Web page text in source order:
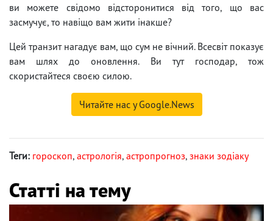
ви можете свідомо відсторонитися від того, що вас
засмучує, то навіщо вам жити інакше?
Цей транзит нагадує вам, що сум не вічний. Всесвіт показує
вам шлях до оновлення. Ви тут господар, тож
скористайтеся своєю силою.
Читайте нас у Google.News
Теги: гороскоп, астрологія, астропрогноз, знаки зодіаку
Статті на тему